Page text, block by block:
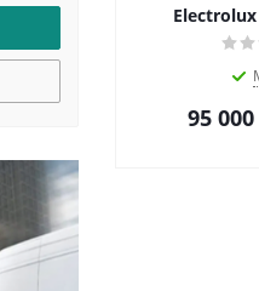
Electrolux
95 000